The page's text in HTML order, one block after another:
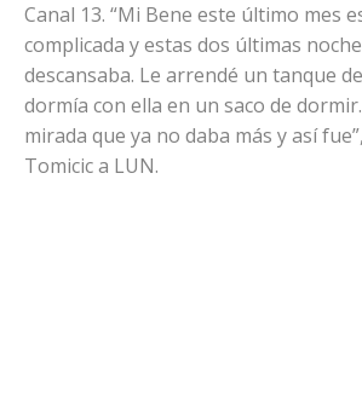
Canal 13. “Mi Bene este último mes
complicada y estas dos últimas
descansaba. Le arrendé un tanque
dormía con ella en un saco de
mirada que ya no daba más y así
Tomicic a LUN.